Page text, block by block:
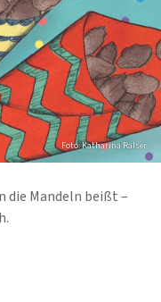
Foto: Katharina Ralser
die Mandeln beißt –